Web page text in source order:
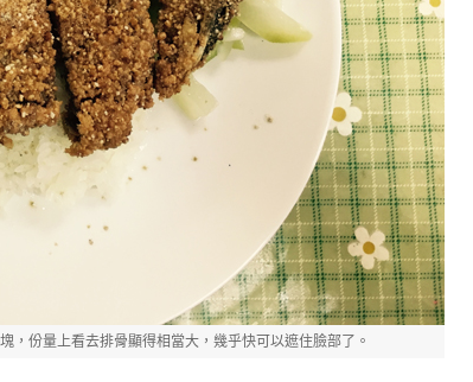
份量上看去排骨顯得相當大，幾乎快可以遮住臉部了。